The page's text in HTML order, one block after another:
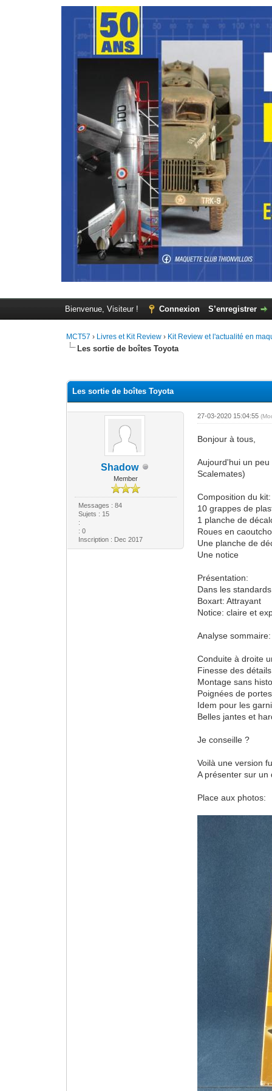
Bienvenue, Visiteur ! Connexion S’enregistrer
MCT57 › Livres et Kit Review › Kit Review et l'actualité en
Les sortie de boîtes Toyota
Les sortie de boîtes Toyota
Shadow
Member
Messages : 84
Sujets : 15
:
: 0
Inscription : Dec 2017
27-03-2020 15:04:55
Bonjour à tous,
Aujourd'hui un
Scalemates)
Composition du kit:
10 grappes de
1 planche de
Roues en
Une planche de
Une notice
Présentation:
Dans les
Boxart: Attrayant
Notice: claire et
Analyse sommaire:
Conduite à droite
Finesse des
Montage sans
Poignées de
Idem pour les
Belles jantes et
Je conseille ?
Voilà une version
A présenter sur
Place aux photos: